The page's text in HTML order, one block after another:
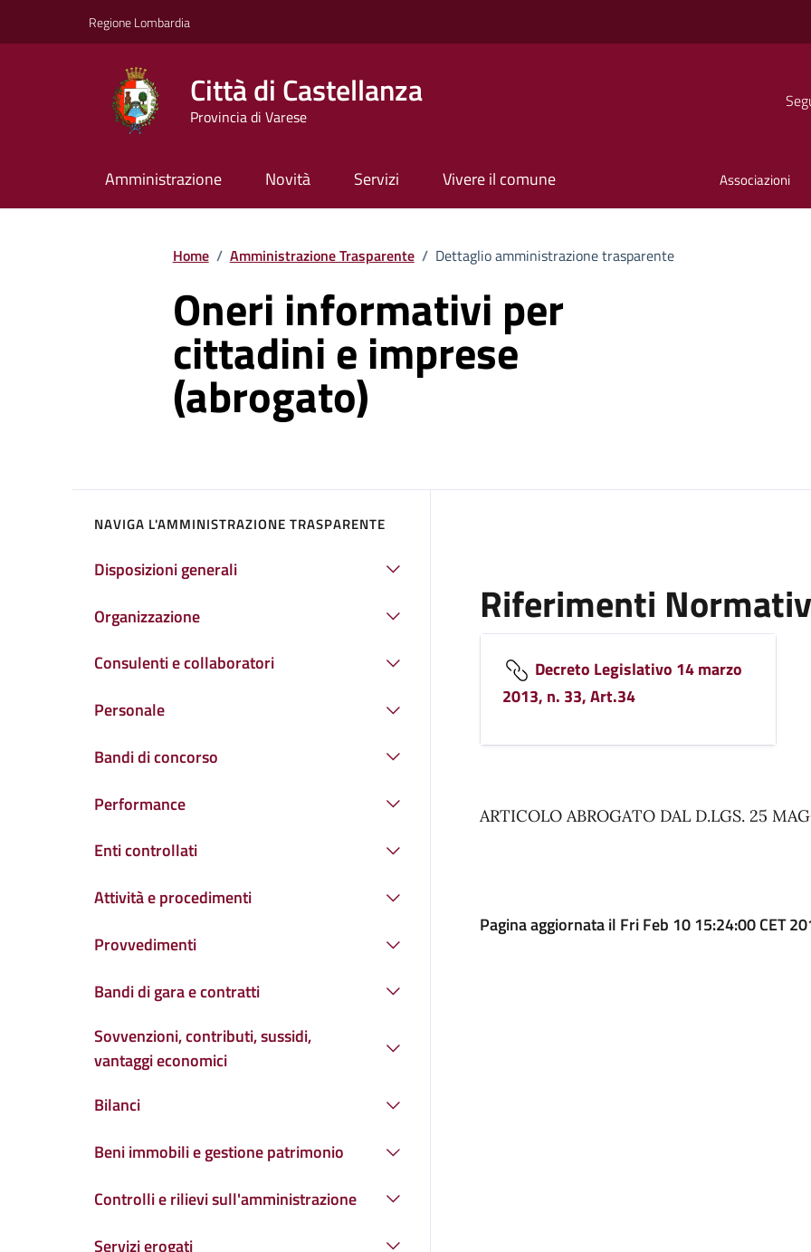
Regione Lombardia
Città di Castellanza
Provincia di Varese
Amministrazione Novità Servizi Vivere il comune Associazioni
Home / Amministrazione Trasparente / Dettaglio amministrazione trasparente
Oneri informativi per
cittadini e imprese
(abrogato)
NAVIGA L'AMMINISTRAZIONE TRASPARENTE
Disposizioni generali
Organizzazione
Consulenti e collaboratori
Personale
Bandi di concorso
Performance
Enti controllati
Attività e procedimenti
Provvedimenti
Bandi di gara e contratti
Sovvenzioni, contributi, sussidi,
vantaggi economici
Bilanci
Beni immobili e gestione patrimonio
Controlli e rilievi sull'amministrazione
Servizi erogati
Riferimenti
Decreto Legislativo 14 marzo
2013, n. 33, Art.34
ARTICOLO ABROGATO DAL D.LGS. 25
Pagina aggiornata il Fri Feb 10 15:24:00 CET